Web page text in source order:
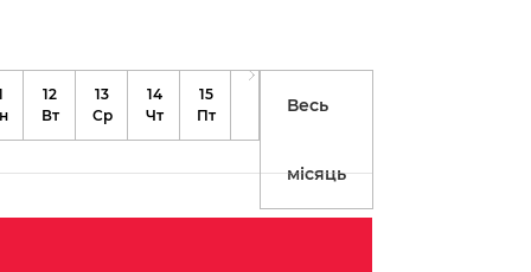
12
Вт
13
Ср
14
Чт
15
Пт
Нд
Весь
місяць